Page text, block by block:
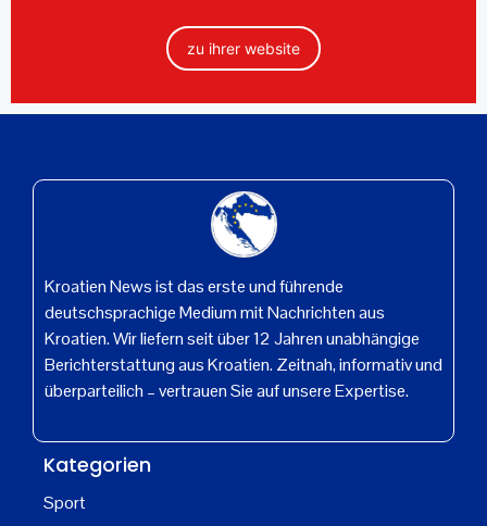
zu ihrer website
Kroatien News ist das erste und führende
deutschsprachige Medium mit Nachrichten aus
Kroatien. Wir liefern seit über 12 Jahren unabhängige
Berichterstattung aus Kroatien. Zeitnah, informativ und
überparteilich – vertrauen Sie auf unsere Expertise.
Kategorien
Sport